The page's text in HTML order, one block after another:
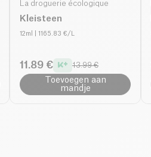
La droguerie écologique
Kleisteen
12ml | 1165.83 €/L
11.89 € 13.99 €
Toevoegen aan
mandje